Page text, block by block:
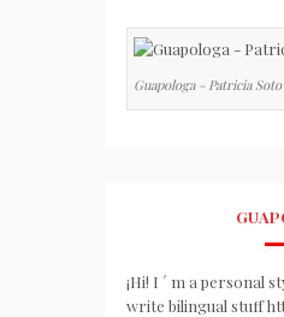
Guapologa - Patricia Soto
¡Hi! I ´ m a personal
write bilingual stuff